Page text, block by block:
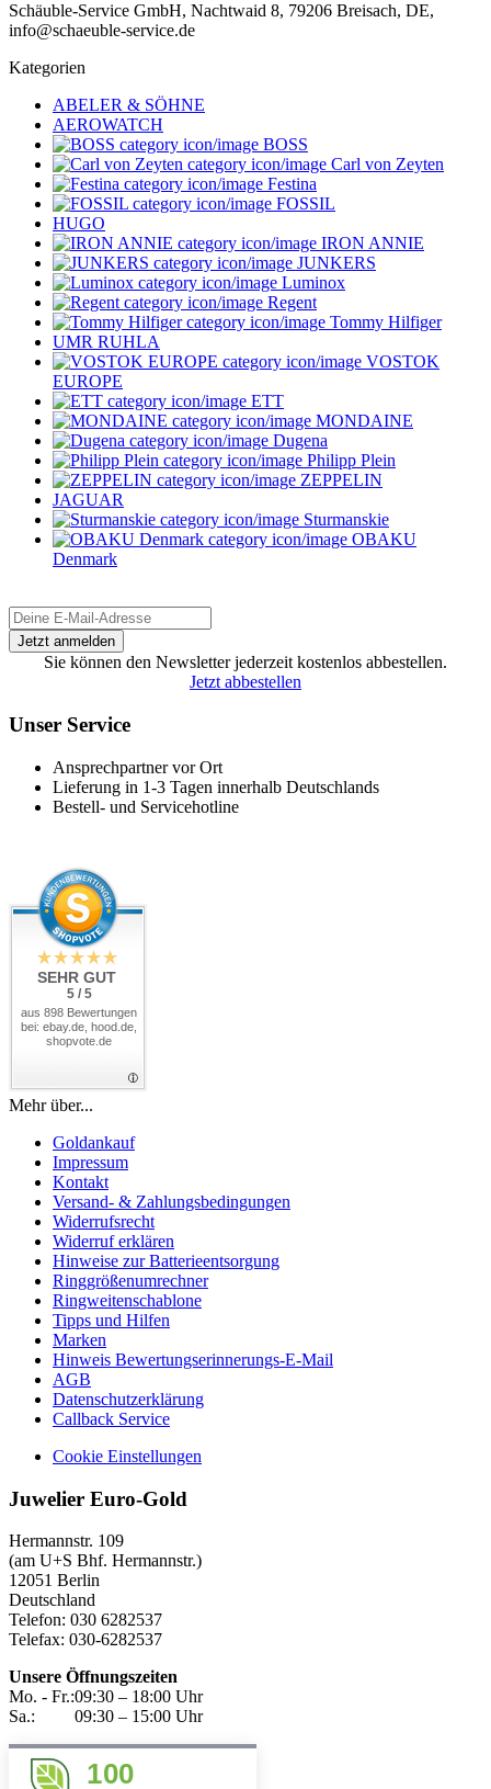
Schäuble-Service GmbH, Nachtwaid 8, 79206 Breisach, DE,
info@schaeuble-service.de
Kategorien
ABELER & SÖHNE
AEROWATCH
BOSS
Carl von Zeyten
Festina
FOSSIL
HUGO
IRON ANNIE
JUNKERS
Luminox
Regent
Tommy Hilfiger
UMR RUHLA
VOSTOK
EUROPE
ETT
MONDAINE
Dugena
Philipp Plein
ZEPPELIN
JAGUAR
Sturmanskie
OBAKU
Denmark
Sie können den Newsletter jederzeit kostenlos abbestellen.
Jetzt abbestellen
Unser Service
Ansprechpartner vor Ort
Lieferung in 1-3 Tagen innerhalb Deutschlands
Bestell- und Servicehotline
SEHR GUT
5 / 5
aus 898 Bewertungen
bei: ebay.de, hood.de,
shopvote.de
Mehr über...
Goldankauf
Impressum
Kontakt
Versand- & Zahlungsbedingungen
Widerrufsrecht
Widerruf erklären
Hinweise zur Batterieentsorgung
Ringgrößenumrechner
Ringweitenschablone
Tipps und Hilfen
Marken
Hinweis Bewertungserinnerungs-E-Mail
AGB
Datenschutzerklärung
Callback Service
Cookie Einstellungen
Juwelier Euro-Gold
Hermannstr. 109
(am U+S Bhf. Hermannstr.)
12051 Berlin
Deutschland
Telefon: 030 6282537
Telefax: 030-6282537
Unsere Öffnungszeiten
Mo. - Fr.:09:30 – 18:00 Uhr
Sa.:
09:30 – 15:00 Uhr
100